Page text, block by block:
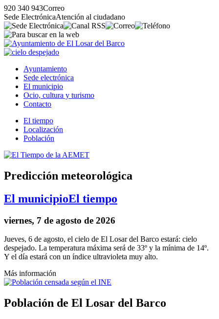
920 340 943Correo
Sede ElectrónicaAtención al ciudadano
Ayuntamiento
Sede electrónica
El municipio
Ocio, cultura y turismo
Contacto
El tiempo
Localización
Población
Predicción meteorológica
El municipioEl tiempo
viernes, 7 de agosto de 2026
Jueves, 6 de agosto, el cielo de El Losar del Barco estará: cielo
despejado. La temperatura máxima será de 33º y la mínima de 14º.
Y el día estará con un índice ultravioleta muy alto.
Más información
Población de El Losar del Barco